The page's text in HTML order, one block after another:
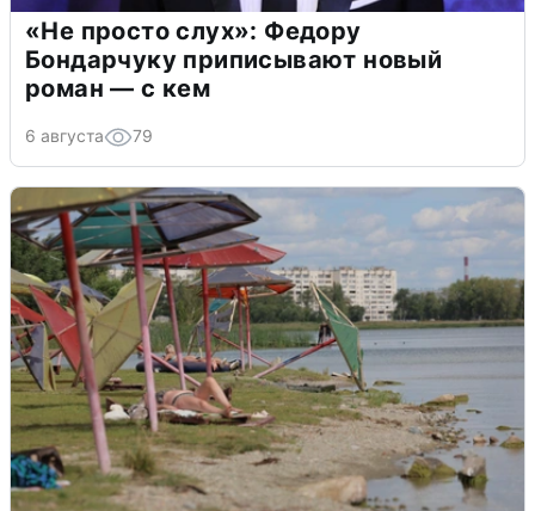
«Не просто слух»: Федору
Бондарчуку приписывают новый
роман — с кем
6 августа 79